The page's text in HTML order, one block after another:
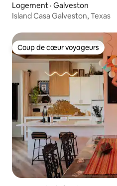
Logement · Galveston
Island Casa Galveston, Texas
Coup de cœur voyageurs
Coup de cœur voyageurs